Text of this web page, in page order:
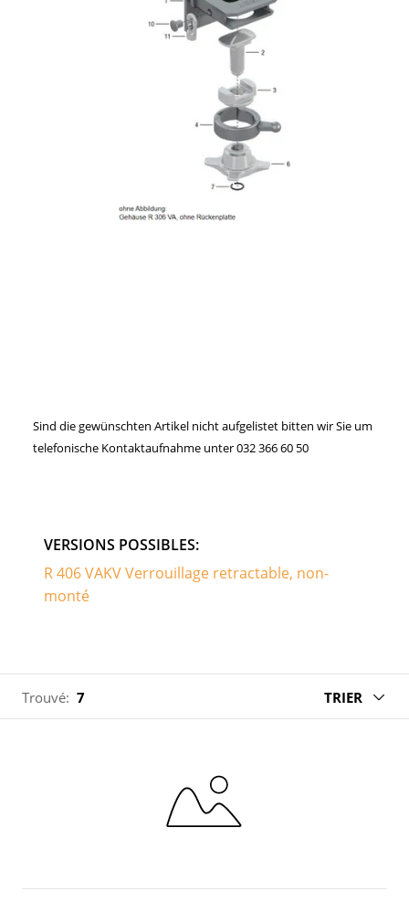
Sind die gewünschten Artikel nicht aufgelistet bitten wir Sie um
telefonische Kontaktaufnahme unter 032 366 60 50
VERSIONS POSSIBLES:
R 406 VAKV Verrouillage retractable, non-
monté
Trouvé: 7 TRIER